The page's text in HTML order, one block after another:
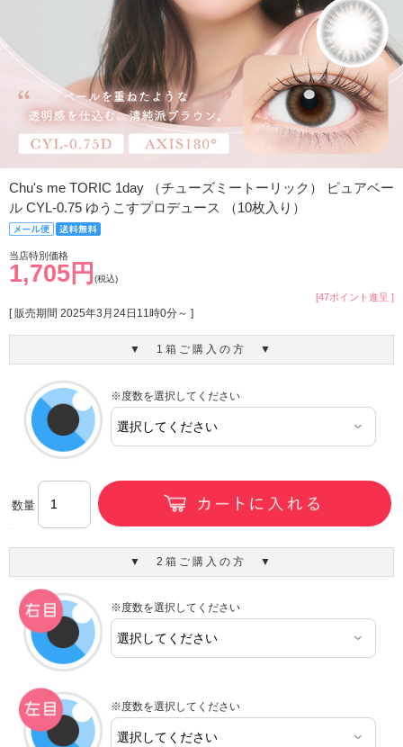
Chu's me TORIC 1day （チューズミートーリック） ピュアベー
ル CYL-0.75 ゆうこすプロデュース （10枚入り）
当店特別価格
1,705円 (税込)
[47ポイント進呈 ]
[ 販売期間 2025年3月24日11時0分～ ]
▼ 1箱ご購入の方 ▼
※度数を選択してください
数量
▼ 2箱ご購入の方 ▼
※度数を選択してください
※度数を選択してください